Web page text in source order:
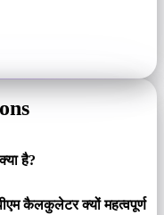
है?
कैलकुलेटर क्यों महत्वपूर्ण